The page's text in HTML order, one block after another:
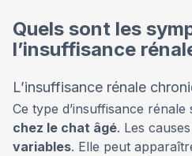
Quels sont les
l’insuffisance
L’insuffisance rénale
Ce type d’insuffisance
chez le chat âgé. Les
variables. Elle peut